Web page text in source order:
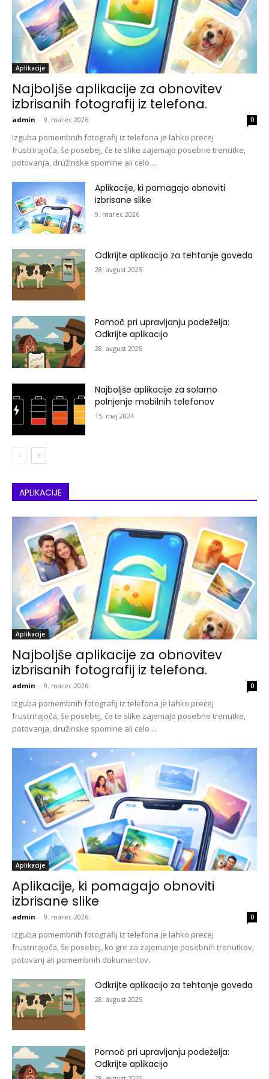
Aplikacije
Najboljše aplikacije za obnovitev
izbrisanih fotografij iz telefona.
admin - 9. marec 2026 0
Izguba pomembnih fotografij iz telefona je lahko precej
frustrirajoča, še posebej, če te slike zajemajo posebne trenutke,
potovanja, družinske spomine ali celo ...
Aplikacije, ki pomagajo obnoviti
izbrisane slike
9. marec 2026
Odkrijte aplikacijo za tehtanje goveda
28. avgust 2025
Pomoč pri upravljanju podeželja:
Odkrijte aplikacijo
28. avgust 2025
Najboljše aplikacije za solarno
polnjenje mobilnih telefonov
15. maj 2024
APLIKACIJE
Aplikacije
Najboljše aplikacije za obnovitev
izbrisanih fotografij iz telefona.
admin - 9. marec 2026 0
Izguba pomembnih fotografij iz telefona je lahko precej
frustrirajoča, še posebej, če te slike zajemajo posebne trenutke,
potovanja, družinske spomine ali celo ...
Aplikacije
Aplikacije, ki pomagajo obnoviti
izbrisane slike
admin - 9. marec 2026 0
Izguba pomembnih fotografij iz telefona je lahko precej
frustrirajoča, še posebej, ko gre za zajemanje posebnih trenutkov,
potovanj ali pomembnih dokumentov.
Odkrijte aplikacijo za tehtanje goveda
28. avgust 2025
Pomoč pri upravljanju podeželja:
Odkrijte aplikacijo